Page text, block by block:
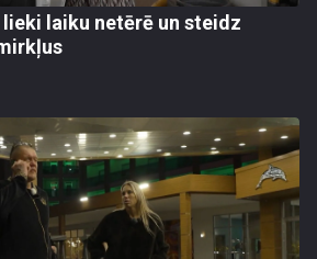
lieki laiku netērē un steidz